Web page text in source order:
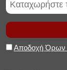
Αποδοχή Όρων